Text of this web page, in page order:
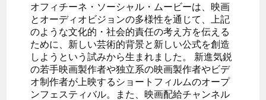
オフィチーネ・ソーシャル・ムービーは、映画
とオーディオビジョンの多様性を通じて、上記
のような文化的・社会的責任の考え方を伝える
ために、新しい芸術的背景と新しい公式を創造
しようという試みから生まれました。 新進気鋭
の若手映画製作者や独立系の映画製作者やビデ
オ制作者が上映するショートフィルムのオープ
ンフェスティバル。また、映画配給チャンネル